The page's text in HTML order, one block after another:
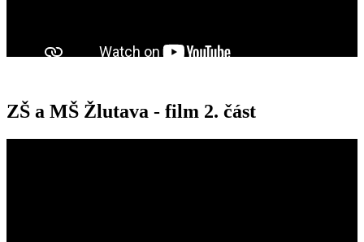
ZŠ a MŠ Žlutava - film 2. část